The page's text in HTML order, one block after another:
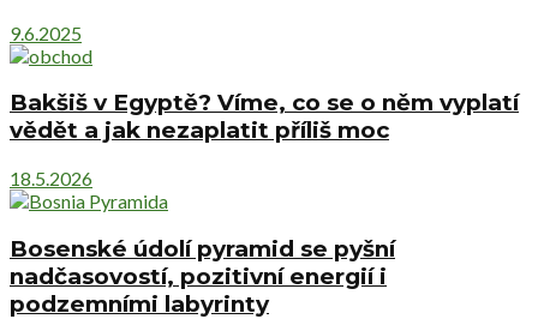
9.6.2025
Bakšiš v Egyptě? Víme, co se o něm vyplatí
vědět a jak nezaplatit příliš moc
18.5.2026
Bosenské údolí pyramid se pyšní
nadčasovostí, pozitivní energií i
podzemními labyrinty